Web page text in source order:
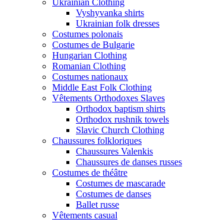
Vyshyvanka shirts
Ukrainian folk dresses
Costumes polonais
Costumes de Bulgarie
Hungarian Clothing
Romanian Clothing
Costumes nationaux
Middle East Folk Clothing
Vêtements Orthodoxes Slaves
Orthodox baptism shirts
Orthodox rushnik towels
Slavic Church Clothing
Chaussures folkloriques
Chaussures Valenkis
Chaussures de danses russes
Costumes de théâtre
Costumes de mascarade
Costumes de danses
Ballet russe
Vêtements casual